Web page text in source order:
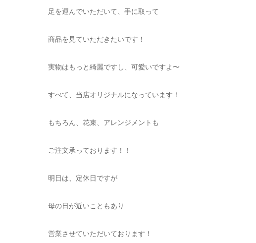
足を運んでいただいて、手に取って
商品を見ていただきたいです！
実物はもっと綺麗ですし、可愛いですよ〜
すべて、当店オリジナルになっています！
もちろん、花束、アレンジメントも
ご注文承っております！！
明日は、定休日ですが
母の日が近いこともあり
営業させていただいております！